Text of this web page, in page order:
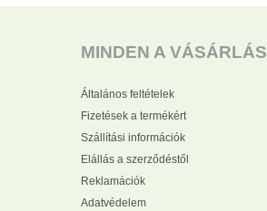
MINDEN A
Általános feltételek
Fizetések a termékért
Szállítási információk
Elállás a szerződéstől
Reklamációk
Adatvédelem